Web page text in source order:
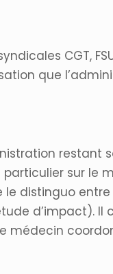
CGT,
que
sur le
le distinguo
d’impact). Il
médecin